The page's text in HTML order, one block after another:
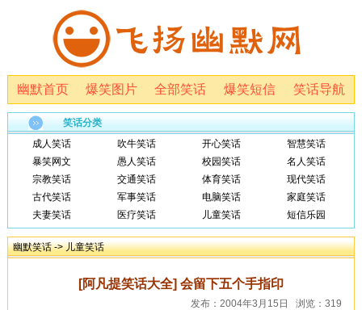
幽默首页 爆笑图片 全部笑话 爆笑短信 笑话导航
笑话分类
成人笑话
吹牛笑话 开心笑话
智慧笑话
暴笑网文
愚人笑话 校园笑话
名人笑话
宗教笑话
交通笑话 体育笑话
现代笑话
古代笑话
军事笑话 电脑笑话
家庭笑话
夫妻笑话
医疗笑话 儿童笑话 短信乐园
幽默笑话->儿童笑话
[阿凡提笑话大全] 会留下五个手指印
发布：2004年3月15日 浏览：319